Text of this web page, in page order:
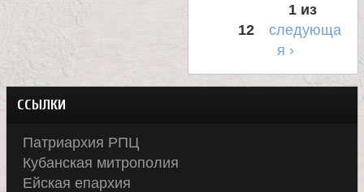
1 из
12
следующа
я ›
ССЫЛКИ
Патриархия РПЦ
Кубанская митрополия
Ейская епархия